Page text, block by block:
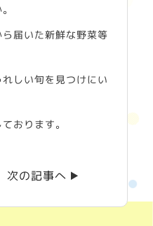
届いた新鮮な野菜等
しい旬を見つけにい
おります。
次の記事へ ▶︎